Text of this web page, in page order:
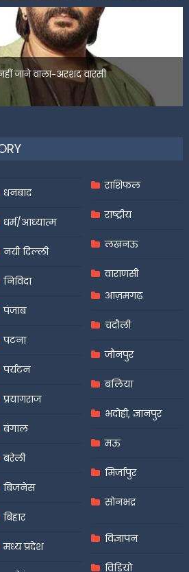
जाने वाला-अरशद वारसी
धनबाद
धर्म/आध्यात्म
नयी दिल्ली
निविदा
पंजाब
पटना
पर्यटन
प्रयागराज
बंगाल
बरेली
बिजनेस
बिहार
मध्य प्रदेश
राशिफल
राष्ट्रीय
लखनऊ
वाराणसी
आज़मगढ़
चंदौली
जौनपुर
बलिया
भदोही, ज्ञानपुर
मऊ
मिर्जापुर
सोनभद्र
विज्ञापन
विडियो